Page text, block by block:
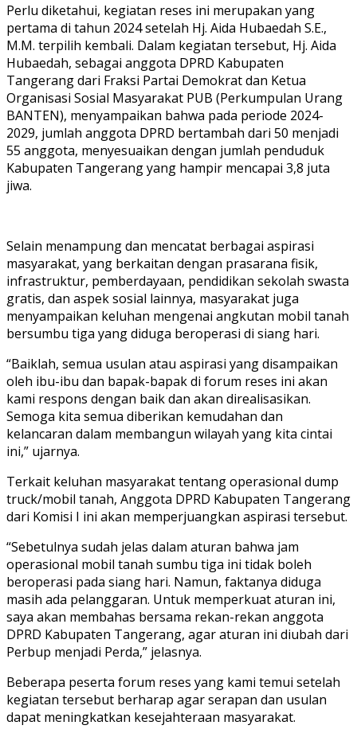
Perlu diketahui, kegiatan reses ini merupakan yang
pertama di tahun 2024 setelah Hj. Aida Hubaedah S.E.,
M.M. terpilih kembali. Dalam kegiatan tersebut, Hj. Aida
Hubaedah, sebagai anggota DPRD Kabupaten
Tangerang dari Fraksi Partai Demokrat dan Ketua
Organisasi Sosial Masyarakat PUB (Perkumpulan Urang
BANTEN), menyampaikan bahwa pada periode 2024-
2029, jumlah anggota DPRD bertambah dari 50 menjadi
55 anggota, menyesuaikan dengan jumlah penduduk
Kabupaten Tangerang yang hampir mencapai 3,8 juta
jiwa.
Selain menampung dan mencatat berbagai aspirasi
masyarakat, yang berkaitan dengan prasarana fisik,
infrastruktur, pemberdayaan, pendidikan sekolah swasta
gratis, dan aspek sosial lainnya, masyarakat juga
menyampaikan keluhan mengenai angkutan mobil tanah
bersumbu tiga yang diduga beroperasi di siang hari.
“Baiklah, semua usulan atau aspirasi yang disampaikan
oleh ibu-ibu dan bapak-bapak di forum reses ini akan
kami respons dengan baik dan akan direalisasikan.
Semoga kita semua diberikan kemudahan dan
kelancaran dalam membangun wilayah yang kita cintai
ini,” ujarnya.
Terkait keluhan masyarakat tentang operasional dump
truck/mobil tanah, Anggota DPRD Kabupaten Tangerang
dari Komisi I ini akan memperjuangkan aspirasi tersebut.
“Sebetulnya sudah jelas dalam aturan bahwa jam
operasional mobil tanah sumbu tiga ini tidak boleh
beroperasi pada siang hari. Namun, faktanya diduga
masih ada pelanggaran. Untuk memperkuat aturan ini,
saya akan membahas bersama rekan-rekan anggota
DPRD Kabupaten Tangerang, agar aturan ini diubah dari
Perbup menjadi Perda,” jelasnya.
Beberapa peserta forum reses yang kami temui setelah
kegiatan tersebut berharap agar serapan dan usulan
dapat meningkatkan kesejahteraan masyarakat.